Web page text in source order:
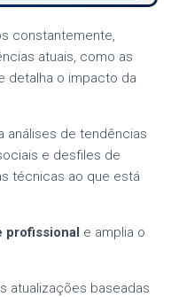
constantemente,
atuais, como as
detalha o impacto da
análises de tendências
e desfiles de
técnicas ao que está
profissional e amplia o
atualizações baseadas